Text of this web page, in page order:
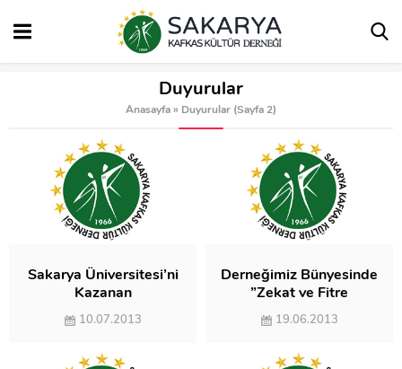
Duyurular
Anasayfa » Duyurular (Sayfa 2)
Sakarya Üniversitesi’ni
Kazanan
Soydaşlarımıza Duyuru
10.07.2013
Derneğimiz Bünyesinde
”Zekat ve Fitre
Komisyonu”
Oluşturuldu.
19.06.2013